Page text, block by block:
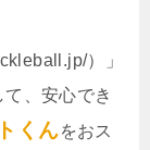
）」
、安心でき
くんをおス